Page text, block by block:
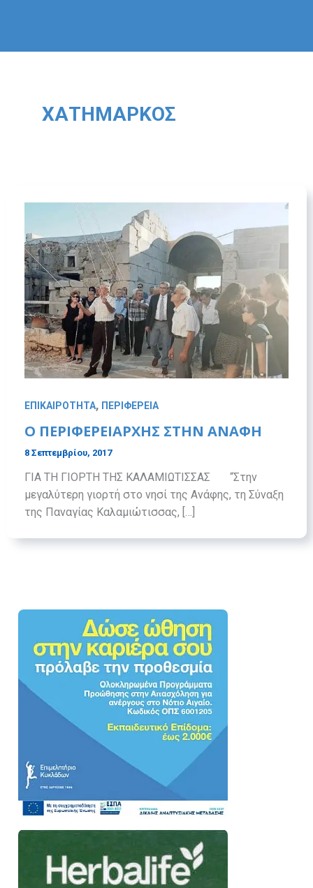
ΧΑΤΗΜΆΡΚΟΣ
ΕΠΙΚΑΙΡΟΤΗΤΑ, ΠΕΡΙΦΕΡΕΙΑ
Ο ΠΕΡΙΦΕΡΕΙΑΡΧΗΣ ΣΤΗΝ ΑΝΑΦΗ
8 Σεπτεμβρίου, 2017
ΓΙΑ ΤΗ ΓΙΟΡΤΗ ΤΗΣ ΚΑΛΑΜΙΩΤΙΣΣΑΣ “Στην
μεγαλύτερη γιορτή στο νησί της Ανάφης, τη Σύναξη
της Παναγίας Καλαμιώτισσας, […]